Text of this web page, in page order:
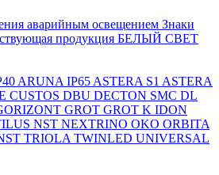
аварийным освещением Знаки
продукция БЕЛЫЙ СВЕТ
ARUNA IP65 ASTERA S1 ASTERA
CUSTOS DBU DECTON SMC DL
GROT GROT K IDON
NST NEXTRINO OKO ORBITA
TRIOLA TWINLED UNIVERSAL